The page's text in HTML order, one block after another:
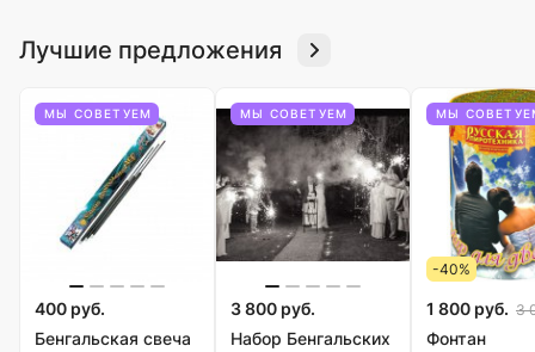
Лучшие предложения
МЫ СОВЕТУЕМ
400 руб.
Бенгальская свеча
МЫ СОВЕТУЕМ
3 800 руб.
Набор Бенгальских
МЫ
-40%
1 800 руб. 3
Фонтан